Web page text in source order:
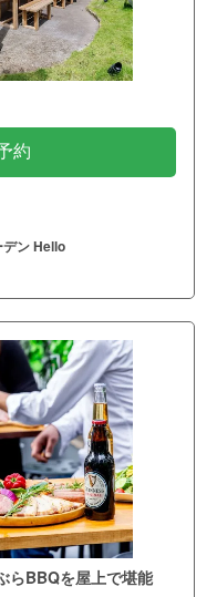
約
ン Hello
らBBQを屋上で堪能